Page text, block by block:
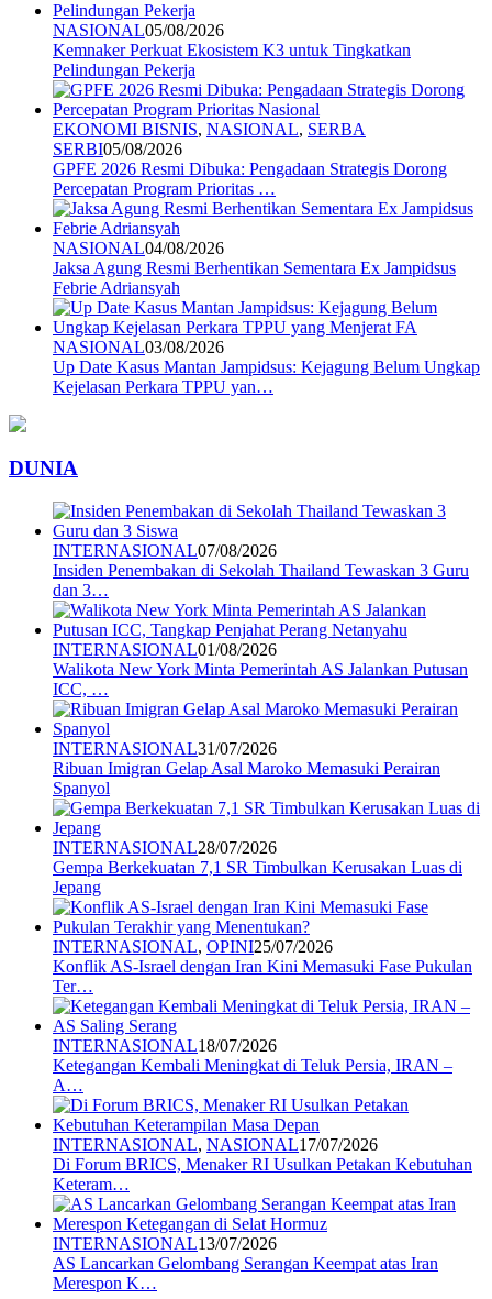
NASIONAL05/08/2026
Kemnaker Perkuat Ekosistem K3 untuk Tingkatkan
Pelindungan Pekerja
EKONOMI BISNIS, NASIONAL, SERBA
SERBI05/08/2026
GPFE 2026 Resmi Dibuka: Pengadaan Strategis Dorong
Percepatan Program Prioritas …
NASIONAL04/08/2026
Jaksa Agung Resmi Berhentikan Sementara Ex Jampidsus
Febrie Adriansyah
NASIONAL03/08/2026
Up Date Kasus Mantan Jampidsus: Kejagung Belum Ungkap
Kejelasan Perkara TPPU yan…
DUNIA
INTERNASIONAL07/08/2026
Insiden Penembakan di Sekolah Thailand Tewaskan 3 Guru
dan 3…
INTERNASIONAL01/08/2026
Walikota New York Minta Pemerintah AS Jalankan Putusan
ICC, …
INTERNASIONAL31/07/2026
Ribuan Imigran Gelap Asal Maroko Memasuki Perairan
Spanyol
INTERNASIONAL28/07/2026
Gempa Berkekuatan 7,1 SR Timbulkan Kerusakan Luas di
Jepang
INTERNASIONAL, OPINI25/07/2026
Konflik AS-Israel dengan Iran Kini Memasuki Fase Pukulan
Ter…
INTERNASIONAL18/07/2026
Ketegangan Kembali Meningkat di Teluk Persia, IRAN –
A…
INTERNASIONAL, NASIONAL17/07/2026
Di Forum BRICS, Menaker RI Usulkan Petakan Kebutuhan
Keteram…
INTERNASIONAL13/07/2026
AS Lancarkan Gelombang Serangan Keempat atas Iran
Merespon K…